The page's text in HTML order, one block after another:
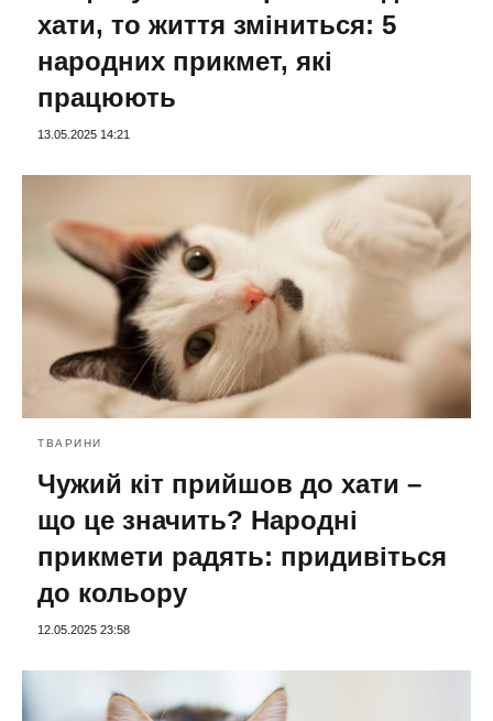
хати, то життя зміниться: 5
народних прикмет, які
працюють
13.05.2025 14:21
ТВАРИНИ
Чужий кіт прийшов до хати –
що це значить? Народні
прикмети радять: придивіться
до кольору
12.05.2025 23:58